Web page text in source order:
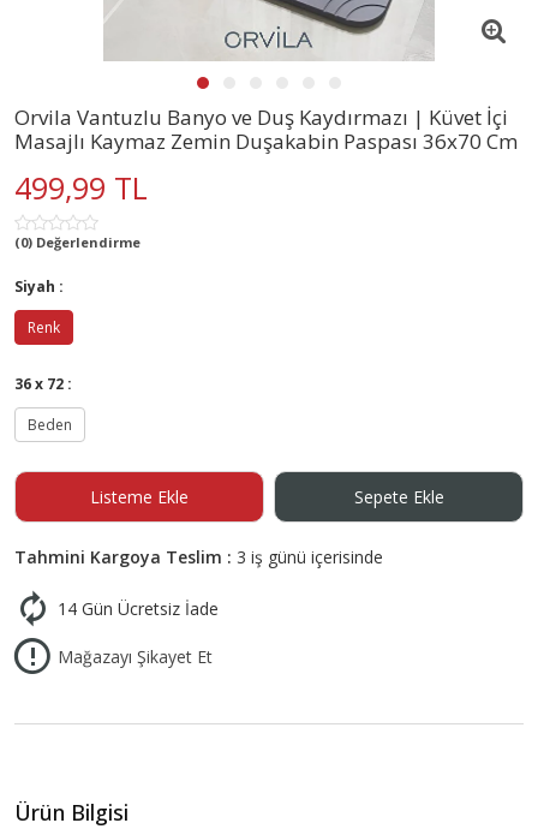
Orvila Vantuzlu Banyo ve Duş Kaydırmazı | Küvet İçi
Masajlı Kaymaz Zemin Duşakabin Paspası 36x70 Cm
499,99 TL
(0) Değerlendirme
Siyah :
Renk
36 x 72 :
Beden
Listeme Ekle Sepete Ekle
Tahmini Kargoya Teslim : 3 iş günü içerisinde
14 Gün Ücretsiz İade
Mağazayı Şikayet Et
Ürün Bilgisi